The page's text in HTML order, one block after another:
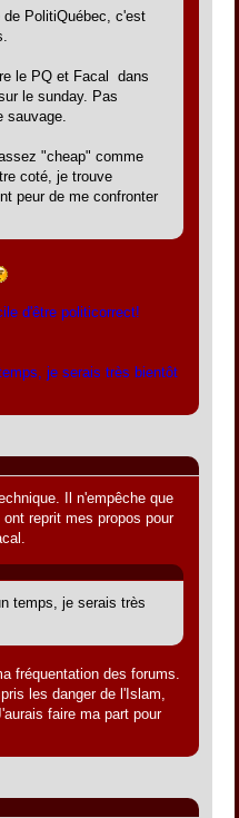
PolitiQuébec, c'est
le PQ et Facal dans
le sunday. Pas
sauvage.
"cheap" comme
coté, je trouve
peur de me confronter
d'être politicorrect!
je serais très bientôt
Il n'empêche que
reprit mes propos pour
temps, je serais très
fréquentation des forums.
les danger de l'Islam,
faire ma part pour